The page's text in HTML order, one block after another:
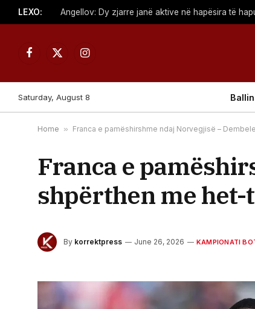
LEXO: Angellov: Dy zjarre janë aktive në hapësira të
Facebook
X
Instagram
Saturday, August 8
Home » Franca e pamëshirshme ndaj Norvegjisë –
Franca e
shpërthen me
By korrektpress June 26, 2026 KAMPIONATI